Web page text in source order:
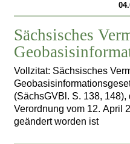
Sächsisches
Vollzitat: Sächsisches
(SächsGVBl. S. 138,
Verordnung vom 12. April
geändert worden ist